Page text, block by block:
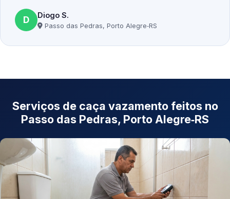
D Diogo S.
Passo das Pedras, Porto Alegre‑RS
Serviços de caça vazamento feitos no
Passo das Pedras, Porto Alegre‑RS